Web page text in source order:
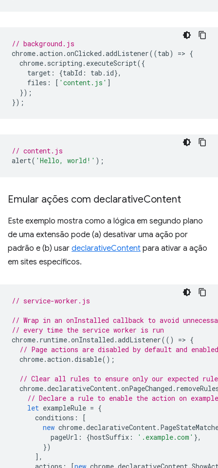
// background.js
chrome.action .onClicked .addListener((tab) => {
chrome. scripting . executeScript({
target : {tabId : tab . id},
files : [ 'content.js' ]
});
});
// content.js
alert( 'Hello, world!' );
Emular ações com declarativeContent
Este exemplo mostra como a lógica em segundo plano
de uma extensão pode (a) desativar uma ação por
padrão e (b) usar declarativeContent para ativar a ação
em sites específicos.
// service-worker.js
// Wrap in an onInstalled callback to avoid
// every time the service worker is run
chrome. runtime.onInstalled .addListener(() => {
// Page actions are disabled by default and
chrome.action .disable();
// Clear all rules to ensure only our expected
chrome.declarativeContent.onPageChanged .
// Declare a rule to enable the action on
let exampleRule = {
conditions :
[
new chrome.declarativeContent.
pageUrl : {hostSuffix : '.example.com' },
})
],